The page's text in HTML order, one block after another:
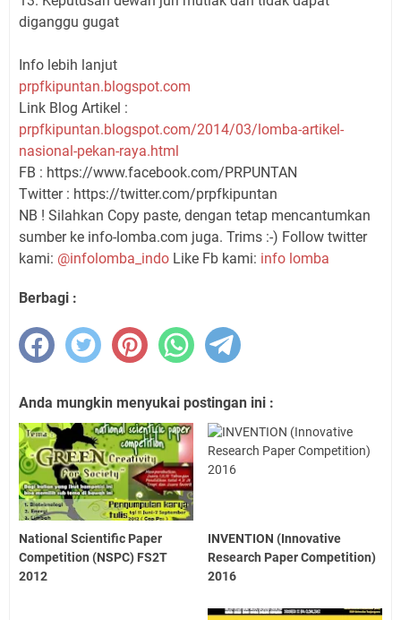
diganggu gugat
Info lebih lanjut
prpfkipuntan.blogspot.com
Link Blog Artikel :
prpfkipuntan.blogspot.com/2014/03/lomba-artikel-
nasional-pekan-raya.html
FB : https://www.facebook.com/PRPUNTAN
Twitter : https://twitter.com/prpfkipuntan
NB ! Silahkan Copy paste, dengan tetap mencantumkan
sumber ke info-lomba.com juga. Trims :-) Follow twitter
kami: @infolomba_indo Like Fb kami: info lomba
Berbagi :
Anda mungkin menyukai postingan ini :
National Scientific Paper
Competition (NSPC) FS2T
2012
INVENTION (Innovative
Research Paper Competition)
2016